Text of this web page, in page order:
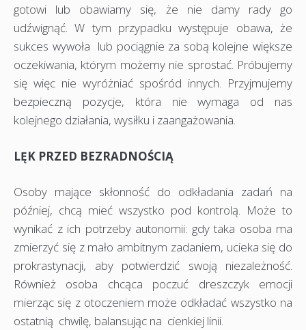
gotowi lub obawiamy się, że nie damy rady go
udźwignąć. W tym przypadku występuje obawa, że
sukces wywoła lub pociągnie za sobą kolejne większe
oczekiwania, którym możemy nie sprostać. Próbujemy
się więc nie wyróżniać spośród innych. Przyjmujemy
bezpieczną pozycje, która nie wymaga od nas
kolejnego działania, wysiłku i zaangażowania.
LĘK PRZED BEZRADNOŚCIĄ
Osoby mające skłonność do odkładania zadań na
później, chcą mieć wszystko pod kontrolą. Może to
wynikać z ich potrzeby autonomii: gdy taka osoba ma
zmierzyć się z mało ambitnym zadaniem, ucieka się do
prokrastynacji, aby potwierdzić swoją niezależność.
Również osoba chcąca poczuć dreszczyk emocji
mierząc się z otoczeniem może odkładać wszystko na
ostatnią chwilę, balansując na cienkiej linii.